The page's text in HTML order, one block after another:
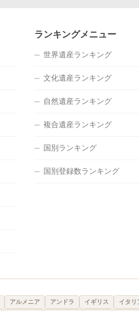
ランキングメニュー
世界遺産ランキング
文化遺産ランキング
自然遺産ランキング
複合遺産ランキング
国別ランキング
国別登録数ランキング
アルメニア アンドラ イギリス
イタリ